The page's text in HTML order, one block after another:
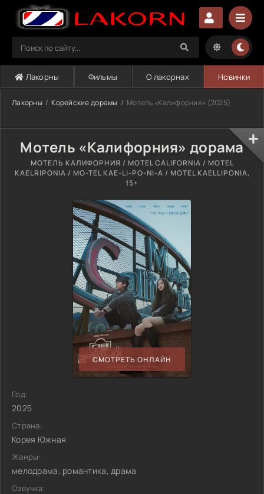
Лакорны Фильмы О лакорнах Новинки
Лакорны Корейские дорамы Мотель «Калифорния» (2025)
Мотель «Калифорния» дорама
МОТЕЛЬ КАЛИФОРНИЯ / MOTEL CALIFORNIA / MOTEL
KAELRIPONIA / MO-TEL KAE-LI-PO-NI-A / MOTEL KAELLIPONIA,
15+
СМОТРЕТЬ ОНЛАЙН
Год:
2025
Страна:
Корея Южная
Жанры:
мелодрама, романтика, драма
Озвучка: